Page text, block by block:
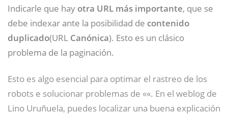
Indicarle que hay otra URL más importante, que se
debe indexar ante la posibilidad de contenido
duplicado(URL Canónica). Esto es un clásico
problema de la paginación.
Esto es algo esencial para optimar el rastreo de los
robots e solucionar problemas de ««. En el weblog de
Lino Uruñuela, puedes localizar una buena explicación